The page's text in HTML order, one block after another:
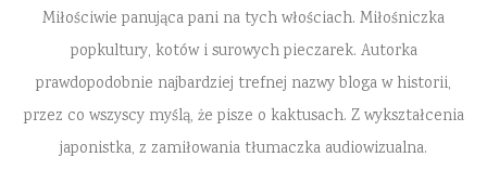
Miłościwie panująca pani na tych włościach. Miłośniczka
popkultury, kotów i surowych pieczarek. Autorka
prawdopodobnie najbardziej trefnej nazwy bloga w historii,
przez co wszyscy myślą, że pisze o kaktusach. Z wykształcenia
japonistka, z zamiłowania tłumaczka audiowizualna.